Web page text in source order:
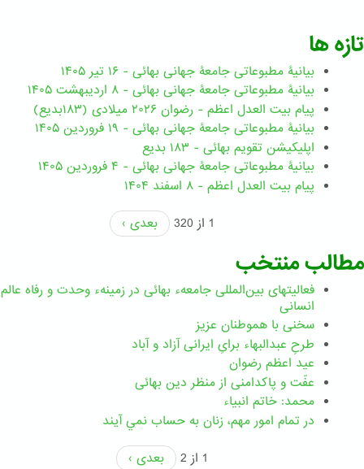
تازه ها
بیانیۀ مطبوعاتی جامعۀ جهانی بهائی - ۱۶ تیر ۱۴۰۵
بیانیۀ مطبوعاتی جامعۀ جهانی بهائی - ۸ اردیبهشت ۱۴۰۵
پیام بیت العدل اعظم - رضوان ۲۰۲۶ میلادی (۱۸۳بدیع)
بیانیۀ مطبوعاتی جامعۀ جهانی بهائی - ۱۹ فروردین ۱۴۰۵
اپلیکیشن تقویم بهائی - ۱۸۳ بدیع
بیانیۀ مطبوعاتی جامعۀ جهانی بهائی - ۴ فروردین ۱۴۰۵
پیام بیت العدل اعظم - ۸ اسفند ۱۴۰۴
1 از 320
بعدی ›
مطالب منتخب
فعالیتهای بین‌المللی جامعهء بهائی در زمینهء وحدت و رفاه عالم
انسانی
سخنی با هموطنان عزیز
طرحِ عبدالبهاء برایِ ایرانی آزاد و آباد
عید اعظم رضوان
عفّت و پاکدامنی از منظر دین بهائی
محمد: خاتم انبیاء
در تمام امور مهم،‌ زنان به حساب نمي آيند
1 از 2
بعدی ›